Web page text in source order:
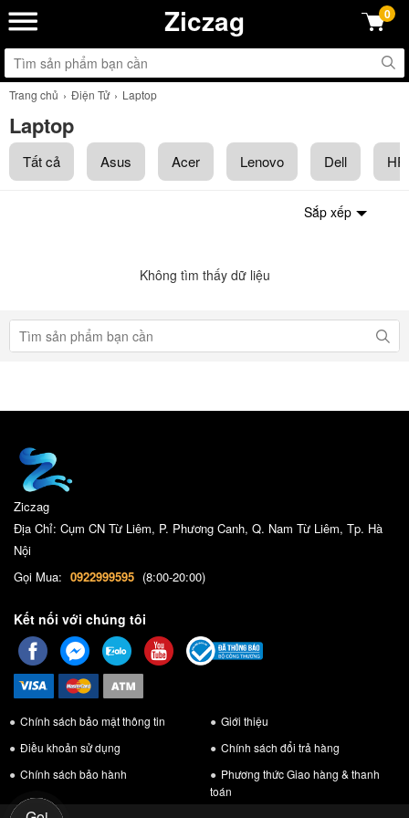
Ziczag 0
Trang chủ Điện Tử Laptop
Laptop
Tất cả Asus Acer Lenovo Dell HP
Sắp xếp
Không tìm thấy dữ liệu
Ziczag
Địa Chỉ: Cụm CN Từ Liêm, P. Phương Canh, Q. Nam Từ Liêm, Tp. Hà
Nội
Gọi Mua: 0922999595 (8:00-20:00)
Kết nối với chúng tôi
Chính sách bảo mật thông tin
Giới thiệu
Điều khoản sử dụng
Chính sách đổi trả hàng
Chính sách bảo hành
Phương thức Giao hàng & thanh
toán